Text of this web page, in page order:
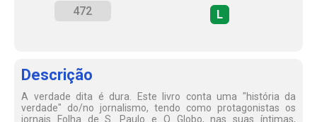
472
L
Descrição
A verdade dita é dura. Este livro conta uma "história da
verdade" do/no jornalismo, tendo como protagonistas os
jornais Folha de S. Paulo e O Globo, nas suas íntimas,